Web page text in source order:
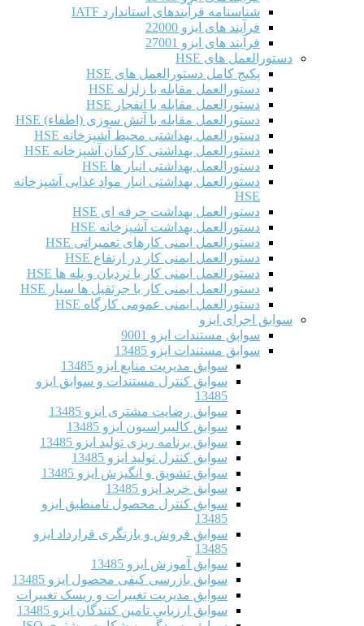
شناسنامه فرآیندهای استاندارد IATF
فرآیند های ایزو 22000
فرآیند های ایزو 27001
دستورالعمل های HSE
پکیج کامل دستورالعمل های HSE
دستورالعمل مقابله با زلزله HSE
دستورالعمل مقابله با انفجار HSE
دستورالعمل مقابله با آتش سوزی (اطفاء) HSE
دستورالعمل بهداشتی محیط آشپزخانه HSE
دستورالعمل بهداشتی کارکنان آشپزخانه HSE
دستورالعمل بهداشتی انبار ها HSE
دستورالعمل بهداشتی انبار مواد غذایی آشپزخانه
HSE
دستورالعمل بهداشت حرفه ای HSE
دستورالعمل بهداشت آشپزخانه HSE
دستورالعمل ایمنی کارهای تعمیراتی HSE
دستورالعمل ایمنی کار در ارتفاع HSE
دستورالعمل ایمنی کار با نردبان و پله ها HSE
دستورالعمل ایمنی کار با جرثقیل ها سیار HSE
دستورالعمل ایمنی عمومی کارگاه HSE
سوابق اجرای ایزو
سوابق مستندات ایزو 9001
سوابق مستندات ایزو 13485
سوابق مدیریت منابع ایزو 13485
سوابق کنترل مستندات و سوابق ایزو
13485
سوابق رضایت مشتری ایزو 13485
سوابق كاليبراسيون ایزو 13485
سوابق برنامه ریزی تولید ایزو 13485
سوابق کنترل تولید ایزو 13485
سوابق تشویق و انگیزش ایزو 13485
سوابق خرید ایزو 13485
سوابق کنترل محصول نامنطبق ایزو
13485
سوابق فروش و بازنگری قرارداد ایزو
13485
سوابق آموزش ایزو 13485
سوابق بازرسی کیفی محصول ایزو 13485
سوابق مدیریت تغییرات و ریسک تغییرات
سوابق ارزيابي تامين كنندگان ایزو 13485